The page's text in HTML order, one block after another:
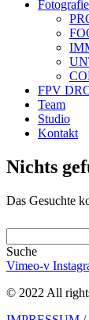
Fotografie
FPV
Team
Studio
Kontakt
Nichts
Das Gesuchte
Suche
Vimeo-v
© 2022 All